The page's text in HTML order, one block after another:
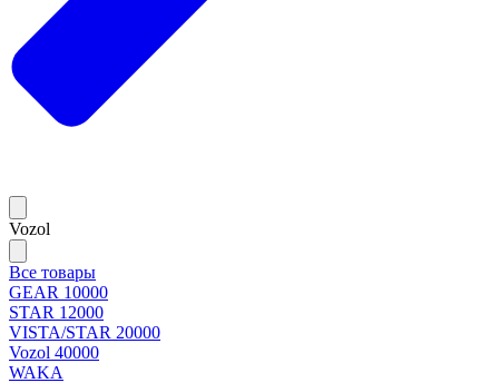
Vozol
Все товары
GEAR 10000
STAR 12000
VISTA/STAR 20000
Vozol 40000
WAKA